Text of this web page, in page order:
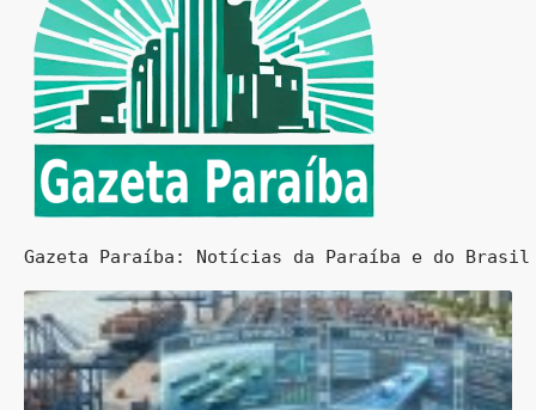
Gazeta Paraíba: Notícias da Paraíba e do